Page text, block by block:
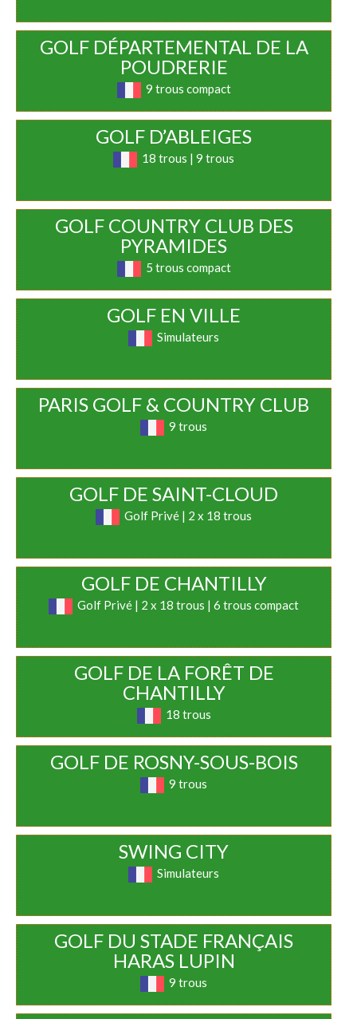
GOLF DÉPARTEMENTAL DE LA
POUDRERIE
9 trous compact
GOLF D’ABLEIGES
18 trous | 9 trous
GOLF COUNTRY CLUB DES
PYRAMIDES
5 trous compact
GOLF EN VILLE
Simulateurs
PARIS GOLF & COUNTRY CLUB
9 trous
GOLF DE SAINT-CLOUD
Golf Privé | 2 x 18 trous
GOLF DE CHANTILLY
Golf Privé | 2 x 18 trous | 6 trous compact
GOLF DE LA FORÊT DE
CHANTILLY
18 trous
GOLF DE ROSNY-SOUS-BOIS
9 trous
SWING CITY
Simulateurs
GOLF DU STADE FRANÇAIS
HARAS LUPIN
9 trous